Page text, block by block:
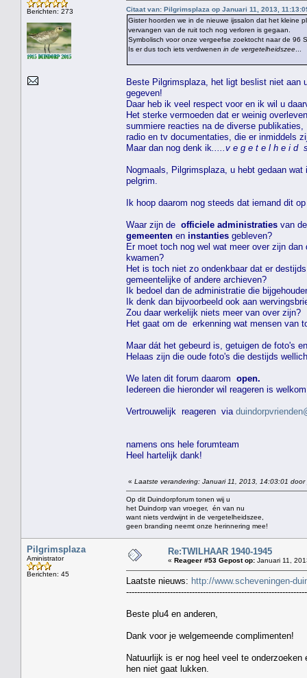
Berichten: 273
Citaat van: Pilgrimsplaza op Januari 11, 2013,
Gister hoorden we in de nieuwe ijssalon dat het kleine
vervangen van de ruit toch nog verloren is gegaan.
Symbolisch voor onze vergeefse zoektocht naar de 96
Is er dus toch iets verdwenen in de vergetelheidszee
Beste Pilgrimsplaza, het ligt beslist niet aan
gegeven!
Daar heb ik veel respect voor en ik wil u
Het sterke vermoeden dat er weinig
summiere reacties na de diverse publikaties,
radio en tv documentaties, die er inmiddels
Maar dan nog denk ik .....v e g e t e l h e i d
Nogmaals, Pilgrimsplaza, u hebt gedaan
pelgrim.
Ik hoop daarom nog steeds dat iemand dit
Waar zijn de officiele administraties van
gemeenten en instanties gebleven?
Er moet toch nog wel wat meer over zijn
kwamen?
Het is toch niet zo ondenkbaar dat er
gemeentelijke of andere archieven?
Ik bedoel dan de administratie die
Ik denk dan bijvoorbeeld ook aan
Zou daar werkelijk niets meer van over zijn?
Het gaat om de erkenning wat mensen van
Maar dát het gebeurd is, getuigen de foto's
Helaas zijn die oude foto's die destijds
We laten dit forum daarom open.
Iedereen die hieronder wil reageren is
Vertrouwelijk reageren via
namens ons hele forumteam
Heel hartelijk dank!
« Laatste verandering: Januari 11, 2013, 14:03:01 door
Op dit Duindorpforum tonen wij u
het Duindorp van vroeger, én van nu
want niets verdwijnt in de vergetelheidszee,
geen branding neemt onze herinnering mee!
Pilgrimsplaza
Aministrator
Berichten: 45
Re:TWILHAAR 1940-1945
« Reageer #53 Gepost op: Januari 11,
Laatste nieuws: http://www.scheveningen-
Beste plu4 en anderen,
Dank voor je welgemeende complimenten!
Natuurlijk is er nog heel veel te
hen niet gaat lukken.